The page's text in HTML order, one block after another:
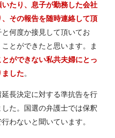
たり、息子が勤務した会社
その報告を随時連絡して頂
何度か接見して頂いてお
とができたと思います。ま
ができない私共夫婦にとっ
した。
長決定に対する準抗告を行
た。国選の弁護士では保釈
わないと聞いています。